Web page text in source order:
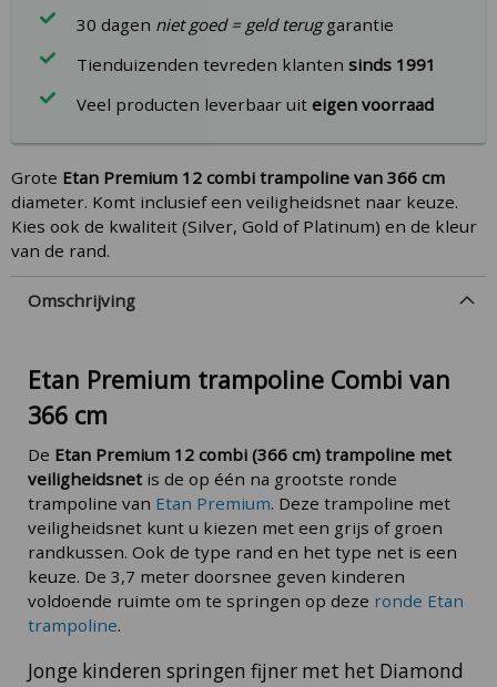
30 dagen niet goed = geld teruggarantie
Tienduizenden tevreden klantensinds 1991
Veel producten leverbaar uiteigen voorraad
Grote Etan Premium 12 combi trampoline van 366 cm
diameter. Komt inclusief een veiligheidsnet naar keuze.
Kies ook de kwaliteit (Silver, Gold of Platinum) en de kleur
van de rand.
Omschrijving
Etan Premium trampoline Combi van
366 cm
De Etan Premium 12 combi (366 cm) trampoline met
veiligheidsnet is de op één na grootste ronde
trampoline van Etan Premium. Deze trampoline met
veiligheidsnet kunt u kiezen met een grijs of groen
randkussen. Ook de type rand en het type net is een
keuze. De 3,7 meter doorsnee geven kinderen
voldoende ruimte om te springen op deze ronde Etan
trampoline.
Jonge kinderen springen fijner met het Diamond